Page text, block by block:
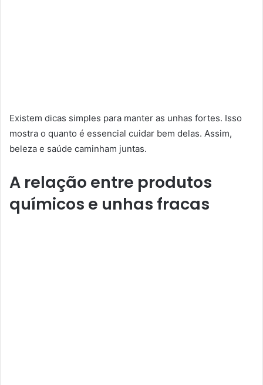
Existem dicas simples para manter as unhas fortes. Isso
mostra o quanto é essencial cuidar bem delas. Assim,
beleza e saúde caminham juntas.
A relação entre produtos
químicos e unhas fracas